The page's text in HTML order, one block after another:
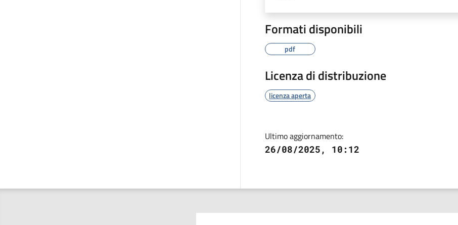
Formati disponibili
pdf
Licenza di distribuzione
licenza aperta
Ultimo aggiornamento:
26/08/2025, 10:12